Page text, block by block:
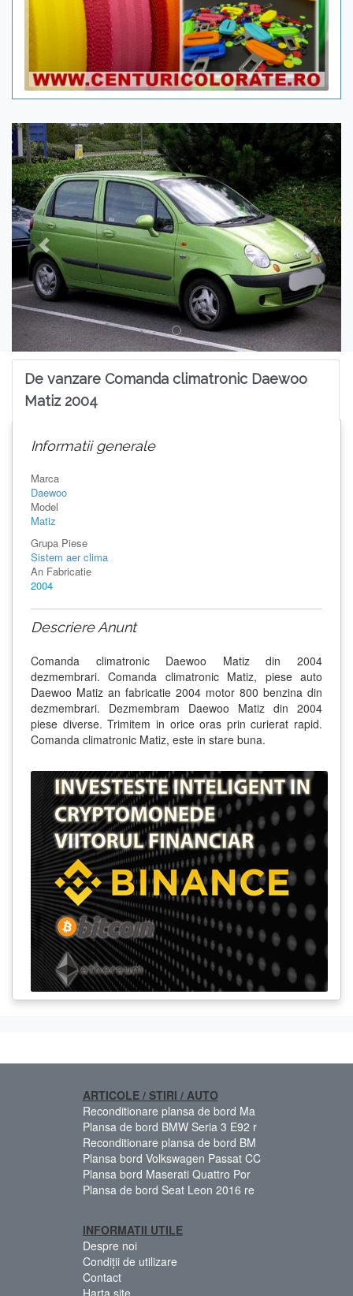
Previous Next
De vanzare Comanda climatronic Daewoo
Matiz 2004
Informatii generale
Marca
Daewoo
Model
Matiz
Grupa Piese
Sistem aer clima
An Fabricatie
2004
Descriere Anunt
Comanda climatronic Daewoo Matiz din 2004
dezmembrari. Comanda climatronic Matiz, piese auto
Daewoo Matiz an fabricatie 2004 motor 800 benzina din
dezmembrari. Dezmembram Daewoo Matiz din 2004
piese diverse. Trimitem in orice oras prin curierat rapid.
Comanda climatronic Matiz, este in stare buna.
ARTICOLE / STIRI / AUTO
Reconditionare plansa de bord Ma
Plansa de bord BMW Seria 3 E92 r
Reconditionare plansa de bord BM
Plansa bord Volkswagen Passat CC
Plansa bord Maserati Quattro Por
Plansa de bord Seat Leon 2016 re
INFORMATII UTILE
Despre noi
Condiții de utilizare
Contact
Harta site